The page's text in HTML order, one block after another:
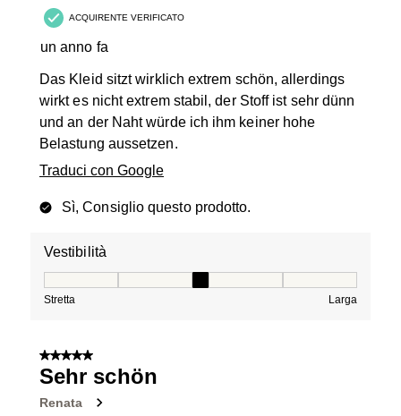
ACQUIRENTE VERIFICATO
un anno fa
Das Kleid sitzt wirklich extrem schön, allerdings
wirkt es nicht extrem stabil, der Stoff ist sehr dünn
und an der Naht würde ich ihm keiner hohe
Belastung aussetzen.
Traduci con Google
Sì, Consiglio questo prodotto.
Vestibilità
Stretta Larga
5 su 5 stelle.
Sehr schön
Renata